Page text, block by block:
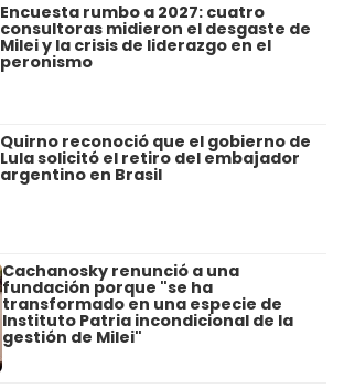
Encuesta rumbo a 2027: cuatro
consultoras midieron el desgaste de
Milei y la crisis de liderazgo en el
peronismo
Quirno reconoció que el gobierno de
Lula solicitó el retiro del embajador
argentino en Brasil
Cachanosky renunció a una
fundación porque "se ha
transformado en una especie de
Instituto Patria incondicional de la
gestión de Milei"